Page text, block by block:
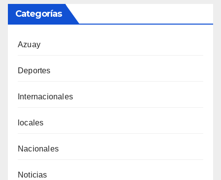
Categorías
Azuay
Deportes
Internacionales
locales
Nacionales
Noticias